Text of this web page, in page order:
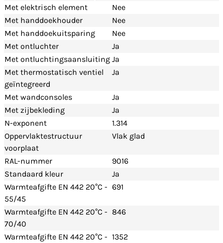
Met elektrisch element
Nee
Met handdoekhouder
Nee
Met handdoekuitsparing
Nee
Met ontluchter
Ja
Met ontluchtingsaansluiting Ja
Met thermostatisch ventiel
geïntegreerd
Ja
Met wandconsoles
Ja
Met zijbekleding
Ja
N-exponent
1.314
Oppervlaktestructuur
voorplaat
Vlak glad
RAL-nummer
9016
Standaard kleur
Ja
Warmteafgifte EN 442 20°C -
55/45
691
Warmteafgifte EN 442 20°C -
70/40
846
Warmteafgifte EN 442 20°C - 1352